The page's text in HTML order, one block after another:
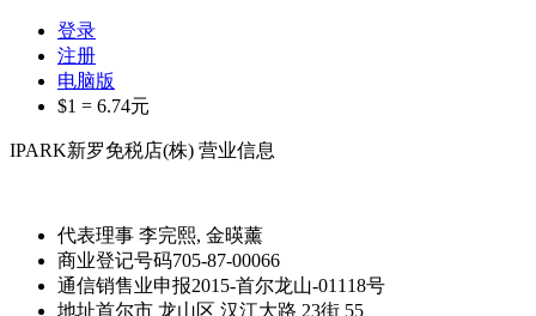
登录
注册
电脑版
$1 = 6.74元
IPARK新罗免税店(株) 营业信息
代表理事 李完熙, 金暎薰
商业登记号码705-87-00066
通信销售业申报2015-首尔龙山-01118号
地址首尔市 龙山区 汉江大路 23街 55